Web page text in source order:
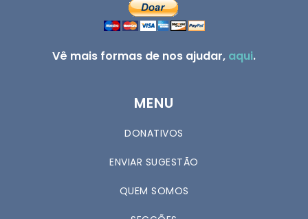
Vê mais formas de nos ajudar, aqui.
MENU
DONATIVOS
ENVIAR SUGESTÃO
QUEM SOMOS